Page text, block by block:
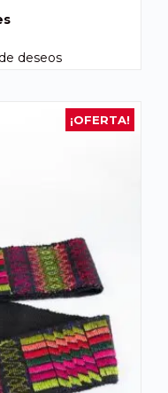
deseos
¡OFERTA!